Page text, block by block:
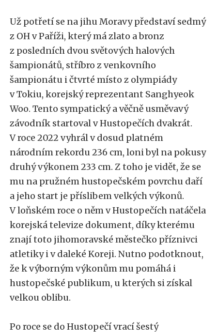
Už potřetí se na jihu Moravy představí sedmý
z OH v Paříži, který má zlato a bronz
z posledních dvou světových halových
šampionátů, stříbro z venkovního
šampionátu i čtvrté místo z olympiády
v Tokiu, korejský reprezentant Sanghyeok
Woo. Tento sympatický a věčně usměvavý
závodník startoval v Hustopečích dvakrát.
V roce 2022 vyhrál v dosud platném
národním rekordu 236 cm, loni byl na pokusy
druhý výkonem 233 cm. Z toho je vidět, že se
mu na pružném hustopečském povrchu daří
a jeho start je příslibem velkých výkonů.
V loňském roce o něm v Hustopečích natáčela
korejská televize dokument, díky kterému
znají toto jihomoravské městečko příznivci
atletiky i v daleké Koreji. Nutno podotknout,
že k výborným výkonům mu pomáhá i
hustopečské publikum, u kterých si získal
velkou oblibu.
Po roce se do Hustopečí vrací šestý